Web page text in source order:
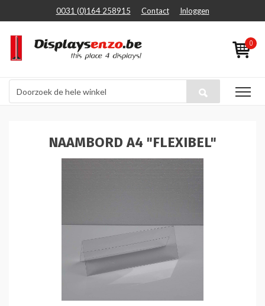
0031 (0)164 258915 Contact Inloggen
0
NAAMBORD A4 "FLEXIBEL"